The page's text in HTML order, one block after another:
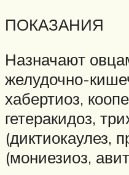
ПОКАЗАНИЯ
Назначают
желудочно-
хабертиоз,
гетеракидоз,
(диктиокаулез,
(мониезиоз,